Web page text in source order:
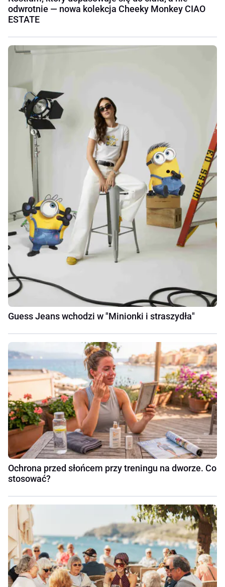
odwrotnie — nowa kolekcja Cheeky Monkey CIAO
ESTATE
Guess Jeans wchodzi w "Minionki i straszydła"
Ochrona przed słońcem przy treningu na dworze. Co
stosować?